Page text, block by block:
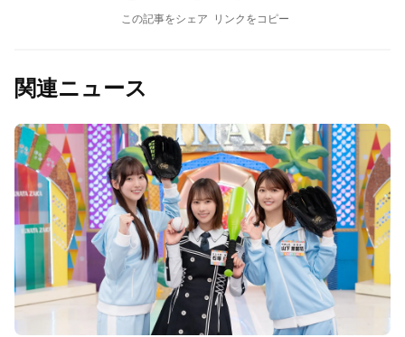
この記事をシェア リンクをコピー
関連ニュース